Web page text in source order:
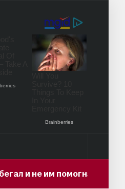
им помогнал на